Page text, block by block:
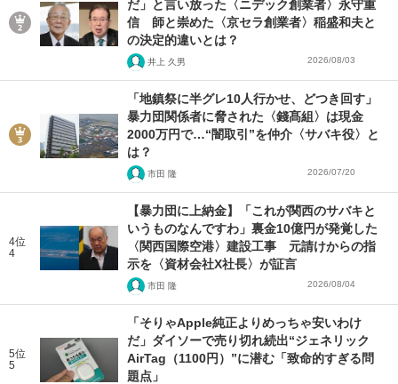
だ」と言い放った〈ニデック創業者〉永守重
信 師と崇めた〈京セラ創業者〉稲盛和夫と
の決定的違いとは？
井上 久男 2026/08/03
「地鎮祭に半グレ10人行かせ、どつき回す」
暴力団関係者に脅された〈錢髙組〉は現金
2000万円で…“闇取引”を仲介〈サバキ役〉と
は？
市田 隆 2026/07/20
4位
4
【暴力団に上納金】「これが関西のサバキと
いうものなんですわ」裏金10億円が発覚した
〈関西国際空港〉建設工事 元請けからの指
示を〈資材会社X社長〉が証言
市田 隆 2026/08/04
5位
5
「そりゃApple純正よりめっちゃ安いわけ
だ」ダイソーで売り切れ続出“ジェネリック
AirTag（1100円）”に潜む「致命的すぎる問
題点」